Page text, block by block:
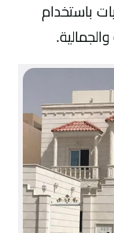
باستخدام